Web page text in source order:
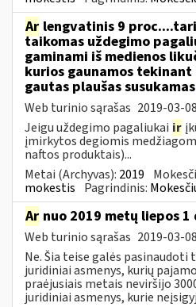
Ar lengvatinis 9
taikomas uždegimo
gaminami iš medienos
kurios gaunamos
gautas plaušas susukamas
Web turinio sąrašas 2019-03-08
Jeigu uždegimo pagaliukai ir
įmirkytos degiomis
naftos produktais)...
Metai (Archyvas): 2019
mokestis Pagrindinis:
Ar nuo 2019 metų liepos 1
Web turinio sąrašas 2019-03-08
Ne. Šia teise galės pasinaudoti
juridiniai asmenys, kurių
praėjusiais metais neviršijo
juridiniai asmenys, kurie